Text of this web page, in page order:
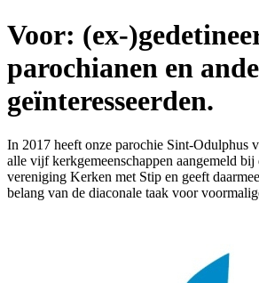
Voor: (ex-
parochianen en
geïnteresseerden.
In 2017 heeft onze parochie Sint-Odulphus
alle vijf kerkgemeenschappen aangemeld
vereniging Kerken met Stip en geeft
belang van de diaconale taak voor